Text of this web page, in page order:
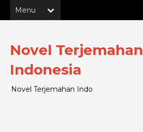
Novel Terjemahan
Indonesia
Novel Terjemahan Indo